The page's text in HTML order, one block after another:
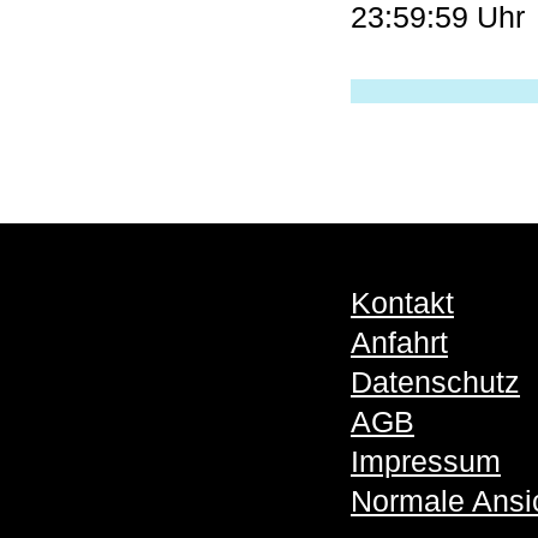
23:59:59 Uhr
Kontakt
Anfahrt
Datenschutz
AGB
Impressum
Normale